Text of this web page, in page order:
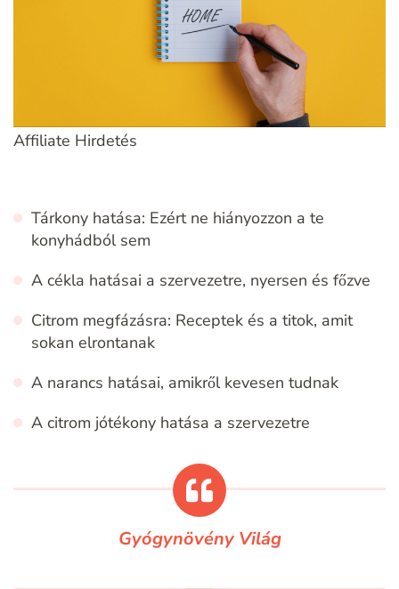
Affiliate Hirdetés
Tárkony hatása: Ezért ne hiányozzon a te
konyhádból sem
A cékla hatásai a szervezetre, nyersen és főzve
Citrom megfázásra: Receptek és a titok, amit
sokan elrontanak
A narancs hatásai, amikről kevesen tudnak
A citrom jótékony hatása a szervezetre
Gyógynövény Világ